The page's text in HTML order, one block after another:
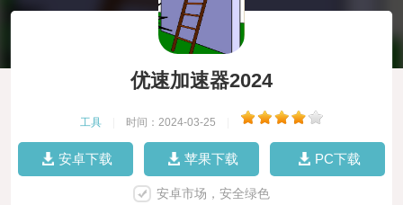
优速加速器2024
工具 时间：2024-03-25
安卓下载 苹果下载 PC下载
安卓市场，安全绿色